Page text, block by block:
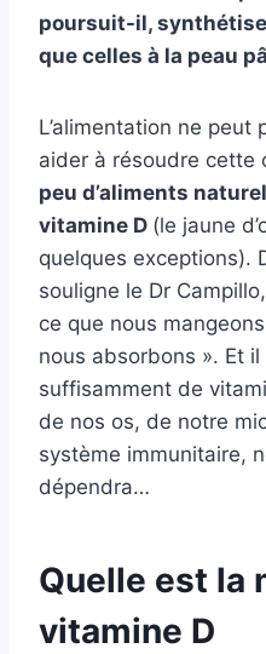
poursuit-il,
que celles à la peau
L’alimentation ne peut
aider à résoudre cette
peu d’aliments
vitamine D (le jaune
quelques exceptions).
souligne le Dr
ce que nous
nous absorbons ». Et
suffisamment de
de nos os, de notre
système immunitaire,
dépendra…
Quelle est la
vitamine D